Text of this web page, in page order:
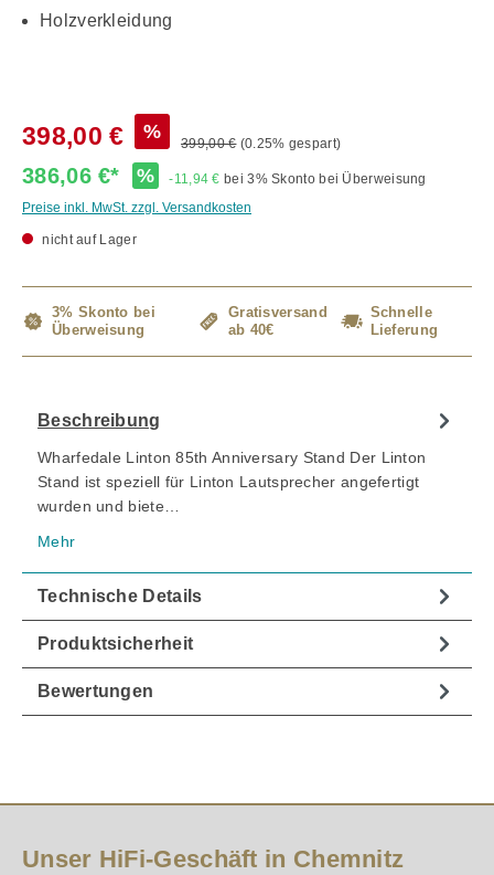
Holzverkleidung
398,00 € %
399,00 € (0.25% gespart)
386,06 €* % -11,94 € bei 3% Skonto bei Überweisung
Preise inkl. MwSt. zzgl. Versandkosten
nicht auf Lager
3% Skonto bei
Überweisung
Gratisversand
ab 40€
Schnelle
Lieferung
Beschreibung
Wharfedale Linton 85th Anniversary Stand Der Linton
Stand ist speziell für Linton Lautsprecher angefertigt
wurden und biete…
Mehr
Technische Details
Produktsicherheit
Bewertungen
Unser HiFi-Geschäft in Chemnitz